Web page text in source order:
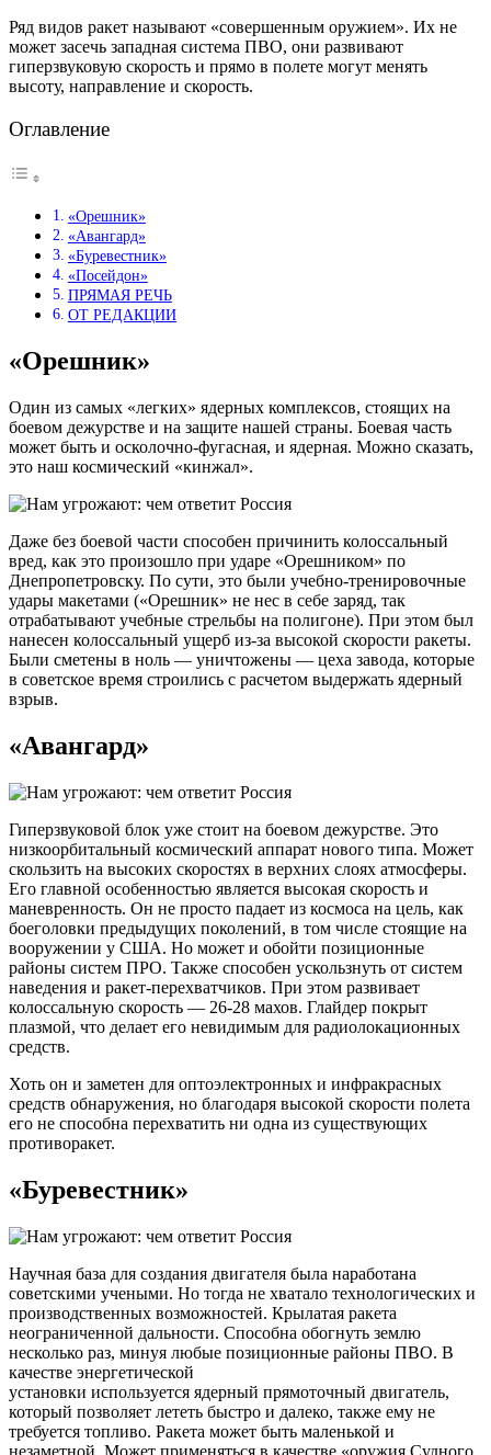
Ряд видов ракет называют «совершенным оружием». Их не
может засечь западная система ПВО, они развивают
гиперзвуковую скорость и прямо в полете могут менять
высоту, направление и скорость.
Оглавление
«Орешник»
«Авангард»
«Буревестник»
«Посейдон»
ПРЯМАЯ РЕЧЬ
ОТ РЕДАКЦИИ
«Орешник»
Один из самых «легких» ядерных комплексов, стоящих на
боевом дежурстве и на защите нашей страны. Боевая часть
может быть и осколочно-фугасная, и ядерная. Можно сказать,
это наш космический «кинжал».
Даже без боевой части способен причинить колоссальный
вред, как это произошло при ударе «Орешником» по
Днепропетровску. По сути, это были учебно-тренировочные
удары макетами («Орешник» не нес в себе заряд, так
отрабатывают учебные стрельбы на полигоне). При этом был
нанесен колоссальный ущерб из-за высокой скорости ракеты.
Были сметены в ноль — уничтожены — цеха завода, которые
в советское время строились с расчетом выдержать ядерный
взрыв.
«Авангард»
Гиперзвуковой блок уже стоит на боевом дежурстве. Это
низкоорбитальный космический аппарат нового типа. Может
скользить на высоких скоростях в верхних слоях атмосферы.
Его главной особенностью является высокая скорость и
маневренность. Он не просто падает из космоса на цель, как
боеголовки предыдущих поколений, в том числе стоящие на
вооружении у США. Но может и обойти позиционные
районы систем ПРО. Также способен ускользнуть от систем
наведения и ракет-перехватчиков. При этом развивает
колоссальную скорость — 26-28 махов. Глайдер покрыт
плазмой, что делает его невидимым для радиолокационных
средств.
Хоть он и заметен для оптоэлектронных и инфракрасных
средств обнаружения, но благодаря высокой скорости полета
его не способна перехватить ни одна из существующих
противоракет.
«Буревестник»
Научная база для создания двигателя была наработана
советскими учеными. Но тогда не хватало технологических и
производственных возможностей. Крылатая ракета
неограниченной дальности. Способна обогнуть землю
несколько раз, минуя любые позиционные районы ПВО. В
качестве энергетической
установки используется ядерный прямоточный двигатель,
который позволяет лететь быстро и далеко, также ему не
требуется топливо. Ракета может быть маленькой и
незаметной. Может применяться в качестве «оружия Судного